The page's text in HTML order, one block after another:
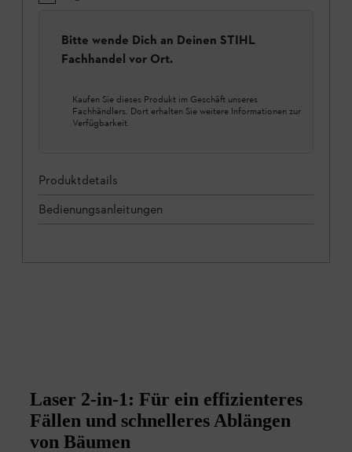
Bitte wende Dich an Deinen STIHL
Fachhandel vor Ort.
Kaufen Sie dieses Produkt im Geschäft unseres
Fachhändlers. Dort erhalten Sie weitere Informationen zur
Verfügbarkeit.
Produktdetails
Bedienungsanleitungen
Laser 2-in-1: Für ein effizienteres
Fällen und schnelleres Ablängen
von Bäumen